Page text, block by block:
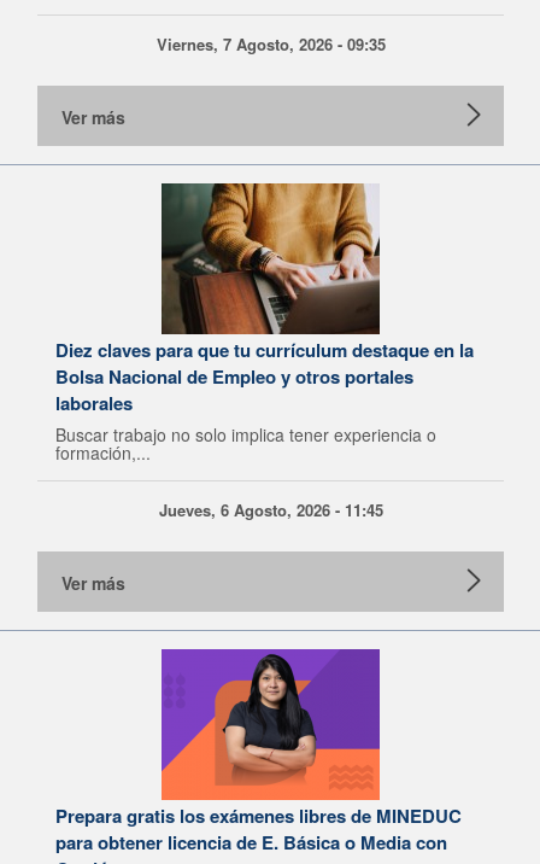
Viernes, 7 Agosto, 2026 - 09:35
Ver más
Diez claves para que tu currículum destaque en la
Bolsa Nacional de Empleo y otros portales
laborales
Buscar trabajo no solo implica tener experiencia o
formación,...
Jueves, 6 Agosto, 2026 - 11:45
Ver más
Prepara gratis los exámenes libres de MINEDUC
para obtener licencia de E. Básica o Media con